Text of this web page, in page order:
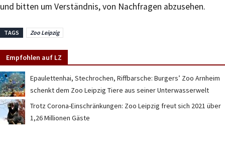
und bitten um Verständnis, von Nachfragen abzusehen.
TAGS Zoo Leipzig
Empfohlen auf LZ
Epaulettenhai, Stechrochen, Riffbarsche: Burgers’ Zoo Arnheim
schenkt dem Zoo Leipzig Tiere aus seiner Unterwasserwelt
Trotz Corona-Einschränkungen: Zoo Leipzig freut sich 2021 über
1,26 Millionen Gäste